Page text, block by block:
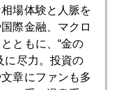
場体験と人脈を
際金融、マクロ
ともに、“金の
に尽力。投資の
章にファンも多